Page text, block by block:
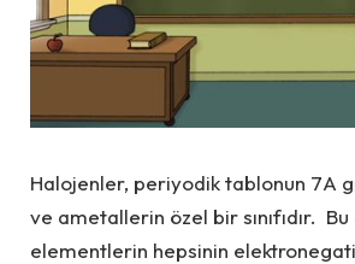
Halojenler, periyodik tablonun 7A
ve ametallerin özel bir sınıfıdır.
elementlerin hepsinin